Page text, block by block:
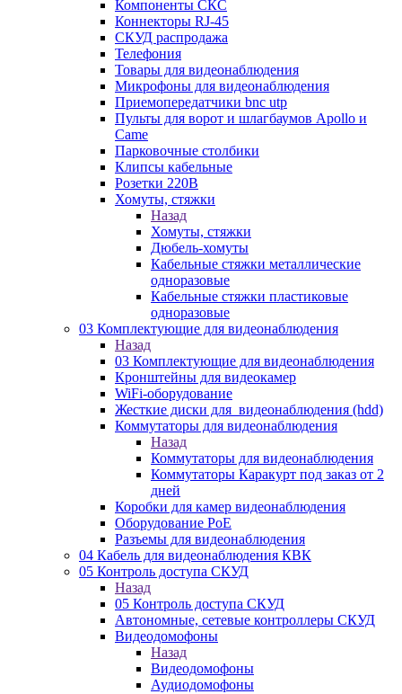
Компоненты СКС
Коннекторы RJ-45
СКУД распродажа
Телефония
Товары для видеонаблюдения
Микрофоны для видеонаблюдения
Приемопередатчики bnc utp
Пульты для ворот и шлагбаумов Apollo и
Came
Парковочные столбики
Клипсы кабельные
Розетки 220В
Хомуты, стяжки
Назад
Хомуты, стяжки
Дюбель-хомуты
Кабельные стяжки металлические
одноразовые
Кабельные стяжки пластиковые
одноразовые
03 Комплектующие для видеонаблюдения
Назад
03 Комплектующие для видеонаблюдения
Кронштейны для видеокамер
WiFi-оборудование
Жесткие диски для_видеонаблюдения (hdd)
Коммутаторы для видеонаблюдения
Назад
Коммутаторы для видеонаблюдения
Коммутаторы Каракурт под заказ от 2
дней
Коробки для камер видеонаблюдения
Оборудование PoE
Разъемы для видеонаблюдения
04 Кабель для видеонаблюдения КВК
05 Контроль доступа СКУД
Назад
05 Контроль доступа СКУД
Автономные, сетевые контроллеры СКУД
Видеодомофоны
Назад
Видеодомофоны
Аудиодомофоны